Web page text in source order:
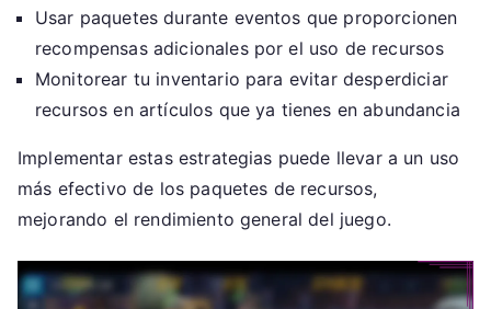
Usar paquetes durante eventos que proporcionen
recompensas adicionales por el uso de recursos
Monitorear tu inventario para evitar desperdiciar
recursos en artículos que ya tienes en abundancia
Implementar estas estrategias puede llevar a un uso
más efectivo de los paquetes de recursos,
mejorando el rendimiento general del juego.